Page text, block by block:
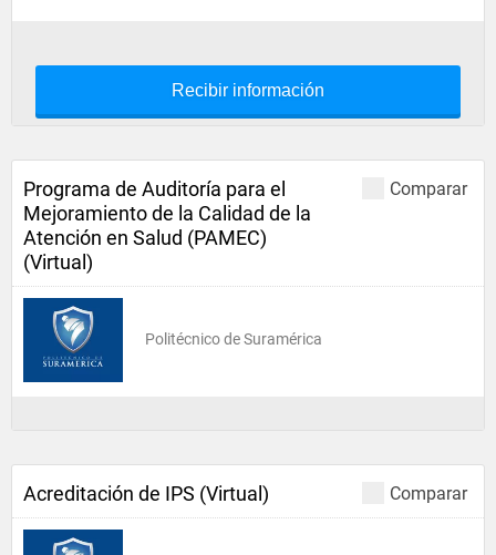
Recibir información
Comparar
Programa de Auditoría para el
Mejoramiento de la Calidad de la
Atención en Salud (PAMEC)
(Virtual)
Politécnico de Suramérica
Comparar
Acreditación de IPS (Virtual)